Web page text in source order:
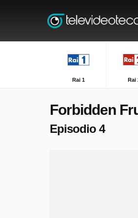
Rai 1 Rai
Forbidden
Episodio 4